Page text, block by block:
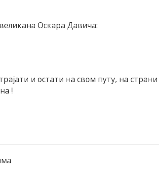
Оскара Давича:
и остати на свом путу, на страни
!